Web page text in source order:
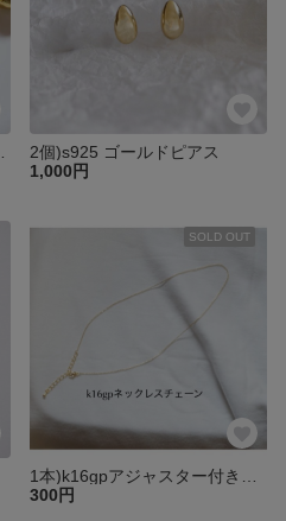
2個)s925 ゴールドピアス
1,000円
SOLD OUT
300円